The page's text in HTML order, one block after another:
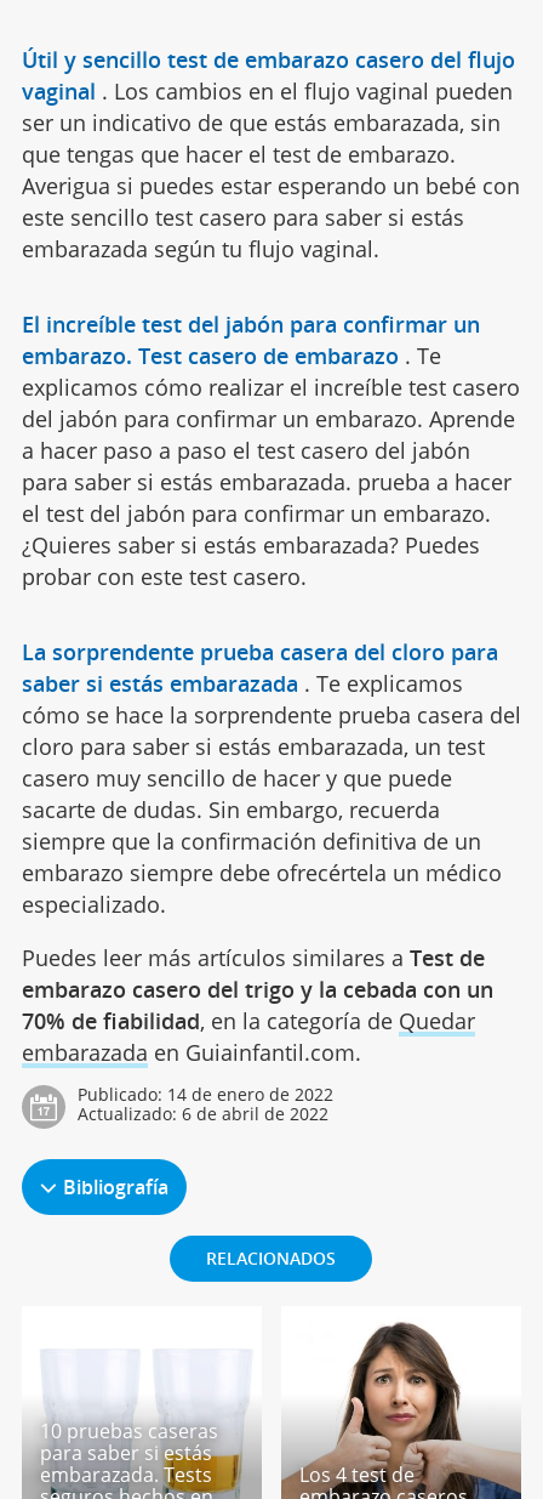
Útil y sencillo test de embarazo casero del flujo
vaginal . Los cambios en el flujo vaginal pueden
ser un indicativo de que estás embarazada, sin
que tengas que hacer el test de embarazo.
Averigua si puedes estar esperando un bebé con
este sencillo test casero para saber si estás
embarazada según tu flujo vaginal.
El increíble test del jabón para confirmar un
embarazo. Test casero de embarazo . Te
explicamos cómo realizar el increíble test casero
del jabón para confirmar un embarazo. Aprende
a hacer paso a paso el test casero del jabón
para saber si estás embarazada. prueba a hacer
el test del jabón para confirmar un embarazo.
¿Quieres saber si estás embarazada? Puedes
probar con este test casero.
La sorprendente prueba casera del cloro para
saber si estás embarazada . Te explicamos
cómo se hace la sorprendente prueba casera del
cloro para saber si estás embarazada, un test
casero muy sencillo de hacer y que puede
sacarte de dudas. Sin embargo, recuerda
siempre que la confirmación definitiva de un
embarazo siempre debe ofrecértela un médico
especializado.
Puedes leer más artículos similares a Test de
embarazo casero del trigo y la cebada con un
70% de fiabilidad, en la categoría de Quedar
embarazada en Guiainfantil.com.
Publicado: 14 de enero de 2022
Actualizado: 6 de abril de 2022
Bibliografía
RELACIONADOS
10 pruebas caseras
para saber si estás
embarazada. Tests
Los 4 test de